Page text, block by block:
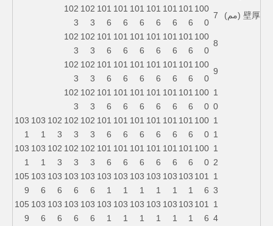
壁厚 (مم) 7
100
0
101
6
101
6
101
6
101
6
101
6
101
6
102
3
102
3
8
100
0
101
6
101
6
101
6
101
6
101
6
101
6
102
3
102
3
9
100
0
101
6
101
6
101
6
101
6
101
6
101
6
102
3
102
3
1
0
100
0
101
6
101
6
101
6
101
6
101
6
101
6
102
3
102
3
1
1
100
0
101
6
101
6
101
6
101
6
101
6
101
6
102
3
102
3
102
3
103
1
103
1
1
2
100
0
101
6
101
6
101
6
101
6
101
6
101
6
102
3
102
3
102
3
103
1
103
1
1
3
101
6
103
1
103
1
103
1
103
1
103
1
103
1
103
6
103
6
103
6
103
6
105
9
1
4
101
6
103
1
103
1
103
1
103
1
103
1
103
1
103
6
103
6
103
6
103
6
105
9